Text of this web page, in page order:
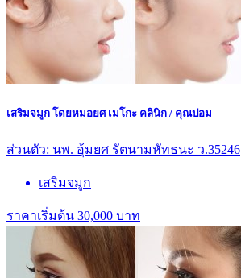
เสริมจมูก โดยหมอยศ เมโกะ คลินิก / คุณปอม
ส่วนตัว: นพ. อุ้มยศ รัตนามหัทธนะ ว.35246
เสริมจมูก
ราคาเริ่มต้น 30,000 บาท